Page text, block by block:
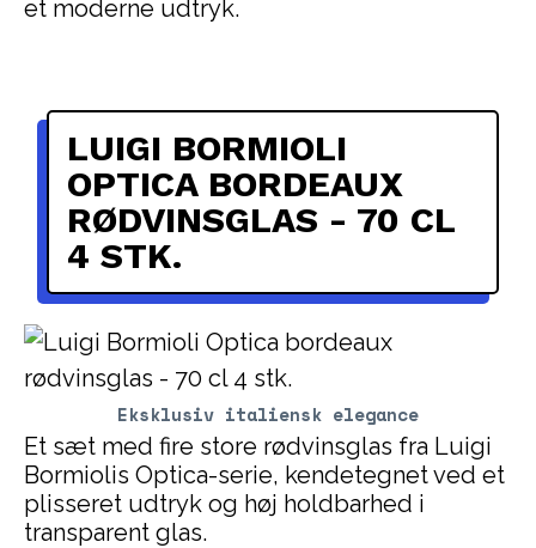
et moderne udtryk.
Eksklusiv italiensk elegance
LUIGI BORMIOLI
OPTICA BORDEAUX
RØDVINSGLAS - 70 CL
4 STK.
Et sæt med fire store rødvinsglas fra Luigi
Bormiolis Optica-serie, kendetegnet ved et
plisseret udtryk og høj holdbarhed i
transparent glas.